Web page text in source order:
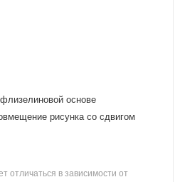
основе
рисунка со сдвигом
отличаться в зависимости от